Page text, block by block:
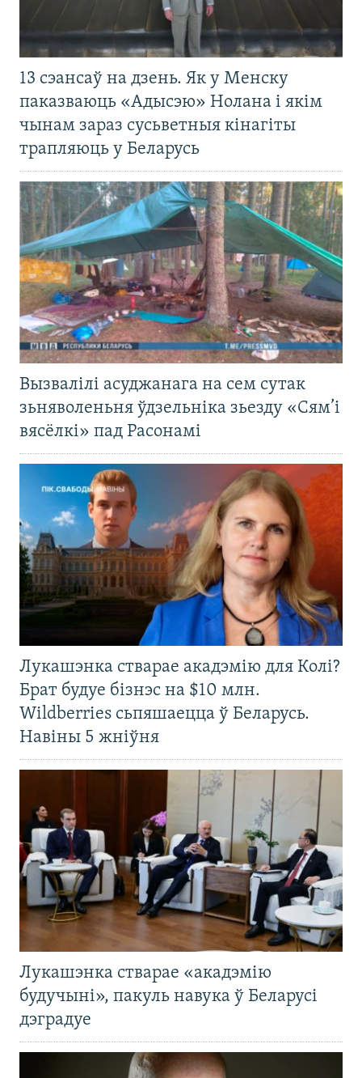
13 сэансаў на дзень. Як у Менску
паказваюць «Адысэю» Нолана і якім
чынам зараз сусьветныя кінагіты
трапляюць у Беларусь
Вызвалілі асуджанага на сем сутак
зьняволеньня ўдзельніка зьезду «Сям’і
вясёлкі» пад Расонамі
Лукашэнка стварае акадэмію для Колі?
Брат будуе бізнэс на $10 млн.
Wildberries сьпяшаецца ў Беларусь.
Навіны 5 жніўня
Лукашэнка стварае «акадэмію
будучыні», пакуль навука ў Беларусі
дэградуе